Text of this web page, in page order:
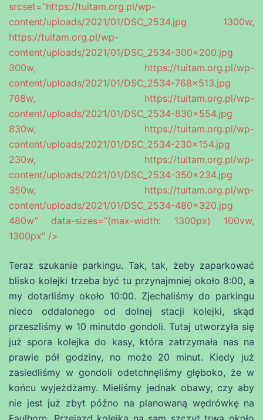
srcset=”https://tuitam.org.pl/wp-
content/uploads/2021/01/DSC_2534.jpg 1300w,
https://tuitam.org.pl/wp-
content/uploads/2021/01/DSC_2534-300×200.jpg
300w, https://tuitam.org.pl/wp-
content/uploads/2021/01/DSC_2534-768×513.jpg
768w, https://tuitam.org.pl/wp-
content/uploads/2021/01/DSC_2534-830×554.jpg
830w, https://tuitam.org.pl/wp-
content/uploads/2021/01/DSC_2534-230×154.jpg
230w, https://tuitam.org.pl/wp-
content/uploads/2021/01/DSC_2534-350×234.jpg
350w, https://tuitam.org.pl/wp-
content/uploads/2021/01/DSC_2534-480×320.jpg
480w” data-sizes=”(max-width: 1300px) 100vw,
1300px” />
Teraz szukanie parkingu. Tak, tak, żeby zaparkować
blisko kolejki trzeba być tu przynajmniej około 8:00, a
my dotarliśmy około 10:00. Zjechaliśmy do parkingu
nieco oddalonego od dolnej stacji kolejki, skąd
przeszliśmy w 10 minutdo gondoli. Tutaj utworzyła się
już spora kolejka do kasy, która zatrzymała nas na
prawie pół godziny, no może 20 minut. Kiedy już
zasiedliśmy w gondoli odetchnęliśmy głęboko, że w
końcu wyjeżdżamy. Mieliśmy jednak obawy, czy aby
nie jest już zbyt późno na planowaną wędrówkę na